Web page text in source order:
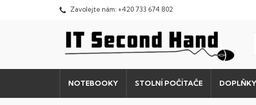
Zavolejte nám: +420 733 674 802
NOTEBOOKY STOLNÍ POČÍTAČE